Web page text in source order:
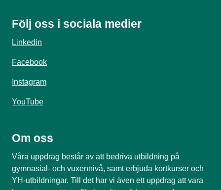
Följ oss i sociala medier
Linkedin
Facebook
Instagram
YouTube
Om oss
Våra uppdrag består av att bedriva utbildning på
gymnasial- och vuxennivå, samt erbjuda kortkurser och
YH-utbildningar. Till det har vi även ett uppdrag att vara